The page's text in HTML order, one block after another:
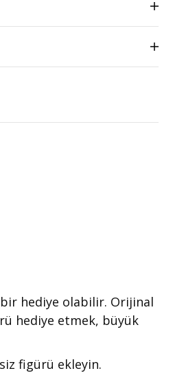
bir hediye olabilir. Orijinal
hediye etmek, büyük
figürü ekleyin.